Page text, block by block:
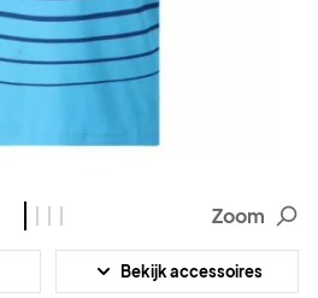
Zoom
Bekijk accessoires